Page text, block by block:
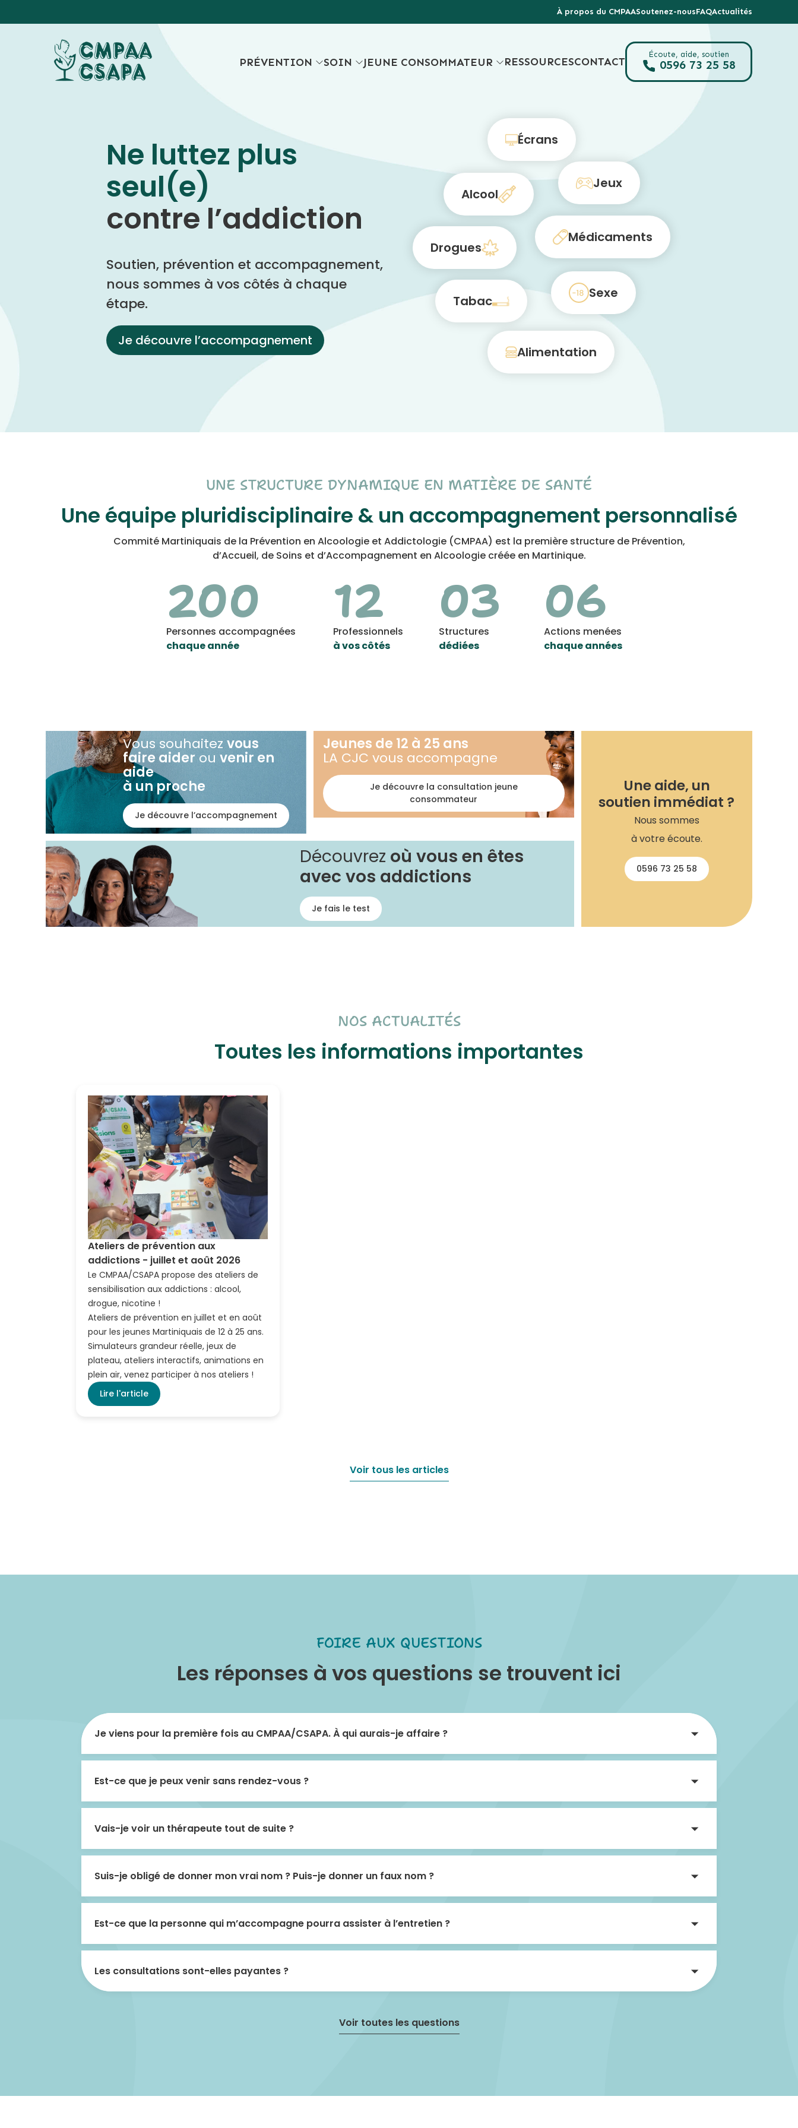
À propos du CMPAASoutenez-nousFAQActualités
PRÉVENTION SOIN JEUNE CONSOMMATEUR RESSOURCESCONTACT
Écoute, aide, soutien
0596 73 25 58
Ne luttez plus
seul(e)
contre l’addiction
Soutien, prévention et accompagnement,
nous sommes à vos côtés à chaque
étape.
Je découvre l’accompagnement
Écrans
Alcool
Jeux
Drogues
Médicaments
Tabac Sexe
Alimentation
UNE STRUCTURE DYNAMIQUE EN MATIÈRE DE SANTÉ
Une équipe pluridisciplinaire & un accompagnement personnalisé
Commité Martiniquais de la Prévention en Alcoologie et Addictologie (CMPAA) est la première structure de Prévention,
d’Accueil, de Soins et d’Accompagnement en Alcoologie créée en Martinique.
200
Personnes accompagnées
chaque année
12
Professionnels
à vos côtés
03
Structures
dédiées
06
Actions menées
chaque années
Vous souhaitez vous
faire aider ou venir en
aide
à un proche
Je découvre l’accompagnement
Jeunes de 12 à 25 ans
LA CJC vous accompagne
Je découvre la consultation jeune
consommateur
Découvrez où vous en êtes
avec vos addictions
Je fais le test
Une aide, un
soutien immédiat ?
Nous sommes
à votre écoute.
0596 73 25 58
NOS ACTUALITÉS
Toutes les informations importantes
Ateliers de prévention aux
addictions - juillet et août 2026
Le CMPAA/CSAPA propose des ateliers de
sensibilisation aux addictions : alcool,
drogue, nicotine !
Ateliers de prévention en juillet et en août
pour les jeunes Martiniquais de 12 à 25 ans.
Simulateurs grandeur réelle, jeux de
plateau, ateliers interactifs, animations en
plein air, venez participer à nos ateliers !
Lire l'article
Voir tous les articles
FOIRE AUX QUESTIONS
Les réponses à vos questions se trouvent ici
Je viens pour la première fois au CMPAA/CSAPA. À qui aurais-je affaire ?
Est-ce que je peux venir sans rendez-vous ?
Vais-je voir un thérapeute tout de suite ?
Suis-je obligé de donner mon vrai nom ? Puis-je donner un faux nom ?
Est-ce que la personne qui m’accompagne pourra assister à l’entretien ?
Les consultations sont-elles payantes ?
Voir toutes les questions